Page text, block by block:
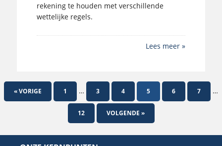
rekening te houden met verschillende
wettelijke regels.
Lees meer »
« VORIGE 1 … 3 4 5 6 7 …
12 VOLGENDE »